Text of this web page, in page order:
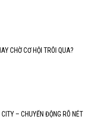
CHỜ CƠ HỘI TRÔI QUA?
– CHUYỂN ĐỘNG RÕ NÉT